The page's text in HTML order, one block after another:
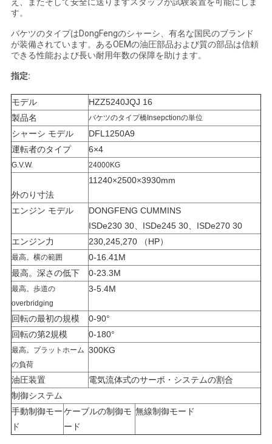
ス
引
用
を
要
求
し
な
い
地
図
プ
ラ
イ
バ
え、またそして安全に送りますスタッフか試験装置を可能にしま
す。
バケツのタイプはDongFengのシャーシ、有名な国民のブランド
が装備されています。あるOEMの油圧部品および質の部品は信頼
できる性能および長い耐用年数の保障を助けます。
指定:
モデル
HZZ5240JQJ 16
製品名
バケツのタイプ橋Insepctionの単位
シャーシ モデル
DFL1250A9
運転者のタイプ
6×4
G.V.W. 24000KG
外のり寸法
11240×2500×3930mm
エンジン モデル
DONGFENG CUMMINS
ISDe230 30、ISDe245 30、ISDe270 30
エンジン力
230,245,270 （HP）
最高。横の範囲
0-16.41M
最高。深さの低下
0-23.3M
最高。歩道の
overbridging
3-5.4M
回転の最初の規模
0-90°
回転の第2規模
0-180°
最高。プラットホーム
の負荷
300KG
油圧装置
電気流体式のサーボ・システムの割合
制御システム
手動制御モー
ド
ケーブルの制御モ
ード
無線制御モード